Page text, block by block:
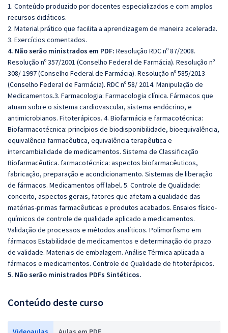
1. Conteúdo produzido por docentes especializados e com amplos
recursos didáticos.
2. Material prático que facilita a aprendizagem de maneira acelerada.
3. Exercícios comentados.
4. Não serão ministrados em PDF: Resolução RDC nº 87/2008.
Resolução nº 357/2001 (Conselho Federal de Farmácia). Resolução nº
308/ 1997 (Conselho Federal de Farmácia). Resolução nº 585/2013
(Conselho Federal de Farmácia). RDC nº 58/ 2014. Manipulação de
Medicamentos.3. Farmacologia: Farmacologia clínica. Fármacos que
atuam sobre o sistema cardiovascular, sistema endócrino, e
antimicrobianos. Fitoterápicos. 4. Biofarmácia e farmacotécnica:
Biofarmacotécnica: princípios de biodisponibilidade, bioequivalência,
equivalência farmacêutica, equivalência terapêutica e
intercambialidade de medicamentos. Sistema de Classificação
Biofarmacêutica. farmacotécnica: aspectos biofarmacêuticos,
fabricação, preparação e acondicionamento. Sistemas de liberação
de fármacos. Medicamentos off label. 5. Controle de Qualidade:
conceito, aspectos gerais, fatores que afetam a qualidade das
matérias-primas farmacêuticas e produtos acabados. Ensaios físico-
químicos de controle de qualidade aplicado a medicamentos.
Validação de processos e métodos analíticos. Polimorfismo em
fármacos Estabilidade de medicamentos e determinação do prazo
de validade. Materiais de embalagem. Análise Térmica aplicada a
fármacos e medicamentos. Controle de Qualidade de fitoterápicos.
5. Não serão ministrados PDFs Sintéticos.
Conteúdo deste curso